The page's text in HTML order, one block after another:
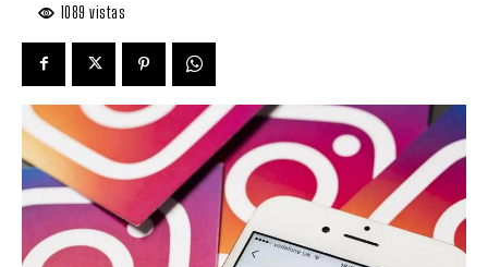
1089 vistas